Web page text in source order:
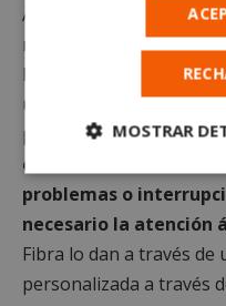
Avanza Fibra es el
referente en el levante
Lo cierto es que en un
una conexión de
para nuestro hogar o
en día, además, no
problemas o
necesario la atención
Fibra lo dan a través de
personalizada a través
MOSTRAR
Cookies
estrictamente
necesarias